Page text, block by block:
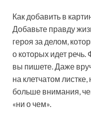
Как добавить в
Добавьте правду
героя за делом,
о которых идет речь.
вы пишете. Даже
на клетчатом листке,
больше внимания,
«ни о чем».